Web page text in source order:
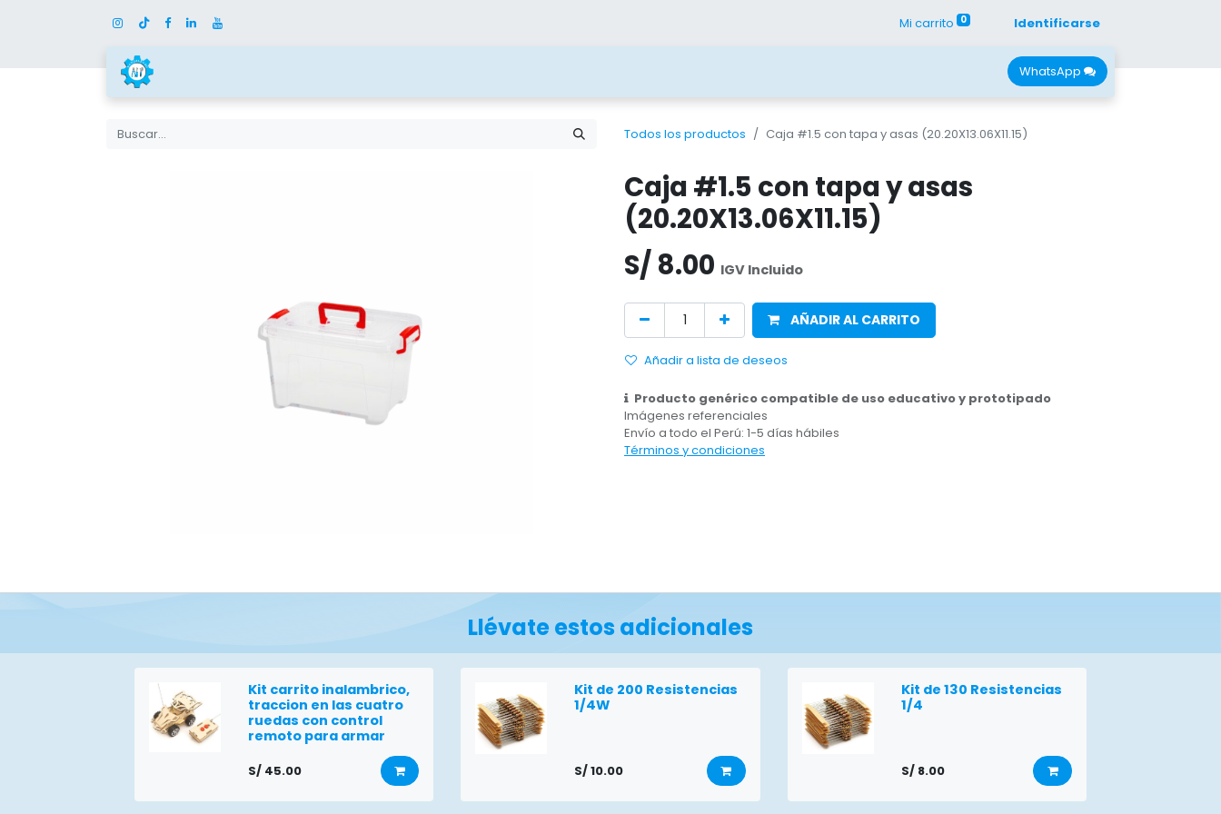
Mi carrito 0 Identificarse
WhatsApp
Todos los productos Caja #1.5 con tapa y asas (20.20X13.06X11.15)
Caja #1.5 con tapa y asas
(20.20X13.06X11.15)
S/8.00 IGV Incluido
AÑADIR AL CARRITO
Añadir a lista de deseos
Producto genérico compatible de uso educativo y prototipado
Imágenes referenciales
Envío a todo el Perú: 1-5 días hábiles
Términos y condiciones
Llévate estos adicionales
Kit carrito inalambrico,
traccion en las cuatro
ruedas con control
remoto para armar
S/ 45.00
Kit de 200 Resistencias
1/4W
S/10.00
Kit de 130 Resistencias
1/4
S/ 8.00